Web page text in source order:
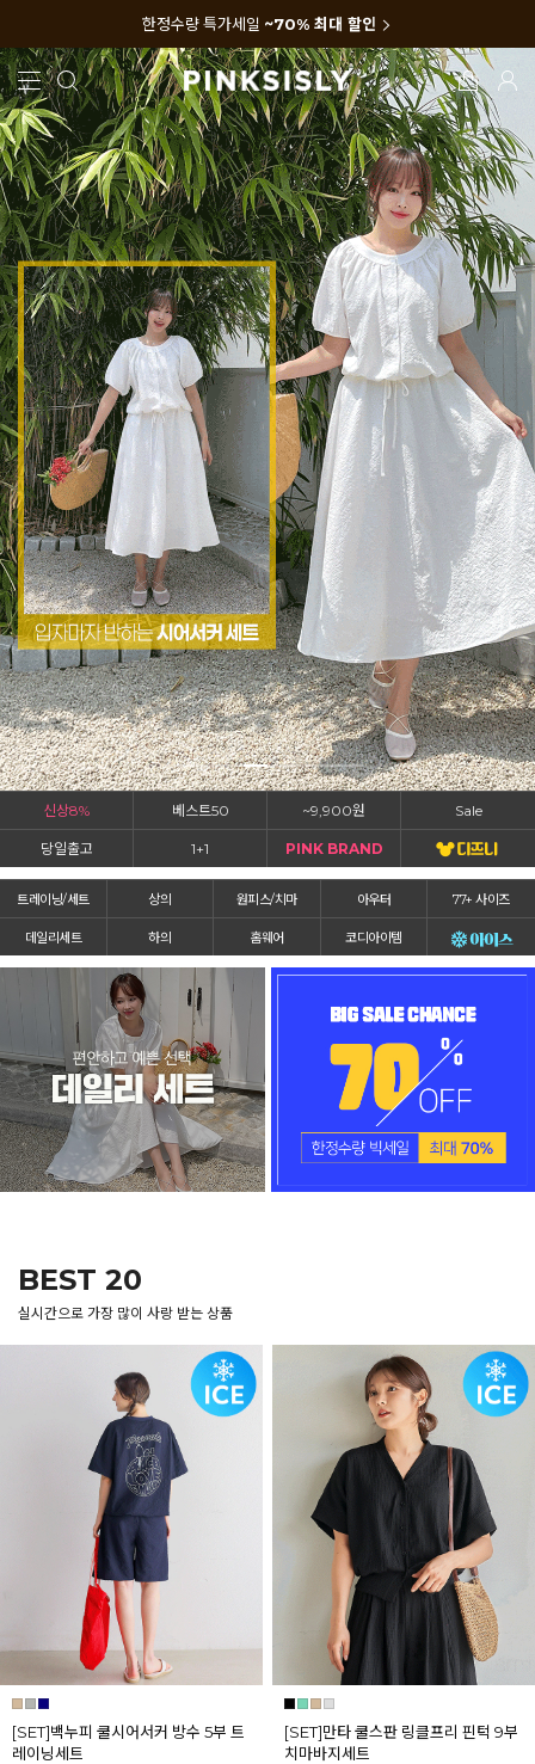
한정수량 특가세일 ~70% 최대 할인
신상8% 베스트50 ~9,900원 Sale
당일출고 1+1 PINK BRAND
트레이닝/세트 상의 원피스/치마 아우터 77+ 사이즈
데일리세트 하의 홈웨어 코디아이템
BEST 20
실시간으로 가장 많이 사랑 받는 상품
[SET]백누피 쿨시어서커 방수 5부 트
레이닝세트
[SET]만타 쿨스판 링클프리 핀턱 9부
치마바지세트